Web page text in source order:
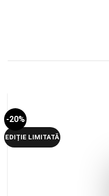
-20%
EDIȚIE LIMITATĂ